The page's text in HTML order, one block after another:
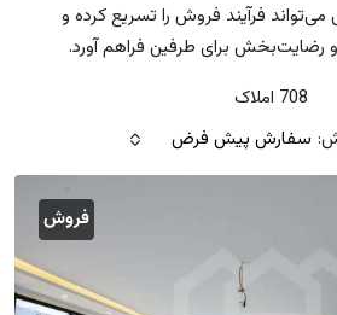
فرآیند فروش را تسریع کرده و
رضایت‌بخش برای طرفین فراهم آورد.
708 املاک
سفارش پیش فرض
فروش